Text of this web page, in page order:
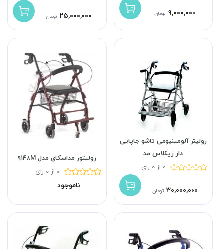
۹,۰۰۰,۰۰۰ تومان ۲۵,۰۰۰,۰۰۰ تومان
رولیتر آلومینیومی تاشو جاپایی
دار زیکلاس مد
0 از 0 رای
۳۰,۰۰۰,۰۰۰ تومان
رولیتور مداسکای مدل ۹۱۴۸M
0 از 0 رای
ناموجود